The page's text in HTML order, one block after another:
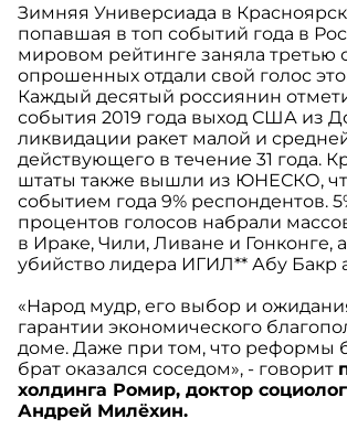
Зимняя Универсиада в
попавшая в топ событий года в
мировом рейтинге заняла третью
опрошенных отдали свой голос
Каждый десятый россиянин
события 2019 года выход США из
ликвидации ракет малой и
действующего в течение 31 года.
штаты также вышли из ЮНЕСКО,
событием года 9% респондентов.
процентов голосов набрали
в Ираке, Чили, Ливане и Гонконге,
убийство лидера ИГИЛ** Абу Бакр
«Народ мудр, его выбор и
гарантии экономического
доме. Даже при том, что реформы
брат оказался соседом», - говорит
холдинга Ромир, доктор
Андрей Милёхин.